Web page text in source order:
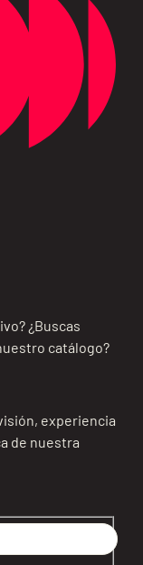
¿Buscas
catálogo?
experiencia
de nuestra